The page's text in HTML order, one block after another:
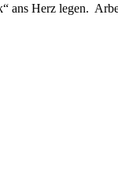
ans Herz legen.